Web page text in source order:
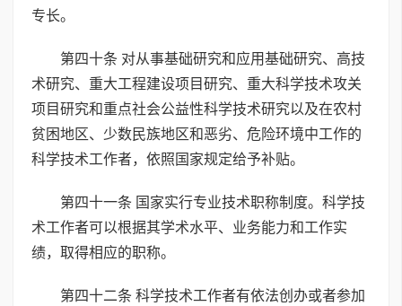
专长。
第四十条 对从事基础研究和应用基础研究、高技
术研究、重大工程建设项目研究、重大科学技术攻关
项目研究和重点社会公益性科学技术研究以及在农村
贫困地区、少数民族地区和恶劣、危险环境中工作的
科学技术工作者，依照国家规定给予补贴。
第四十一条 国家实行专业技术职称制度。科学技
术工作者可以根据其学术水平、业务能力和工作实
绩，取得相应的职称。
第四十二条 科学技术工作者有依法创办或者参加